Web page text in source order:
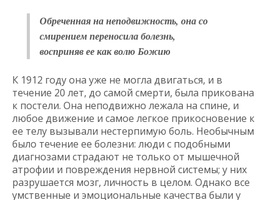
Обреченная на неподвижность, она со
смирением переносила болезнь,
восприняв ее как волю Божию
К 1912 году она уже не могла двигаться, и в
течение 20 лет, до самой смерти, была прикована
к постели. Она неподвижно лежала на спине, и
любое движение и самое легкое прикосновение к
ее телу вызывали нестерпимую боль. Необычным
было течение ее болезни: люди с подобными
диагнозами страдают не только от мышечной
атрофии и повреждения нервной системы; у них
разрушается мозг, личность в целом. Однако все
умственные и эмоциональные качества были у